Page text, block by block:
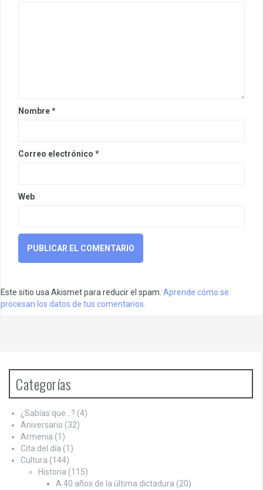
Nombre*
Correo electrónico *
Web
Este sitio usa Akismet para reducir el spam. Aprende cómo se
procesan los datos de tus comentarios.
Categorías
¿Sabías que…? (4)
Aniversario (32)
Armenia (1)
Cita del día (1)
Cultura (144)
Historia (115)
A 40 años de la última dictadura (20)